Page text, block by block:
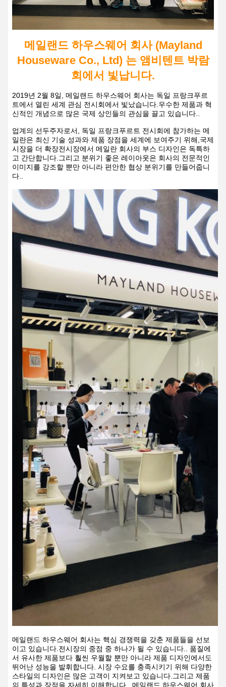
메일랜드 하우스웨어 회사 (Mayland
Houseware Co., Ltd) 는 앰비텐트 박람
회에서 빛납니다.
2019년 2월 8일, 메일랜드 하우스웨어 회사는 독일 프랑크푸르
트에서 열린 세계 관심 전시회에서 빛났습니다.우수한 제품과 혁
신적인 개념으로 많은 국제 상인들의 관심을 끌고 있습니다..
업계의 선두주자로서, 독일 프랑크푸르트 전시회에 참가하는 메
일란은 최신 기술 성과와 제품 장점을 세계에 보여주기 위해,국제
시장을 더 확장전시장에서 메일란 회사의 부스 디자인은 독특하
고 간단합니다.그리고 분위기 좋은 레이아웃은 회사의 전문적인
이미지를 강조할 뿐만 아니라 편안한 협상 분위기를 만들어줍니
다..
메일랜드 하우스웨어 회사는 핵심 경쟁력을 갖춘 제품들을 선보
이고 있습니다.전시장의 중점 중 하나가 될 수 있습니다.. 품질에
서 유사한 제품보다 훨씬 우월할 뿐만 아니라 제품 디자인에서도
뛰어난 성능을 발휘합니다. 시장 수요를 충족시키기 위해 다양한
스타일의 디자인은 많은 고객이 지켜보고 있습니다.그리고 제품
의 특성과 장점을 자세히 이해합니다., 메일랜드 하우스웨어 회사